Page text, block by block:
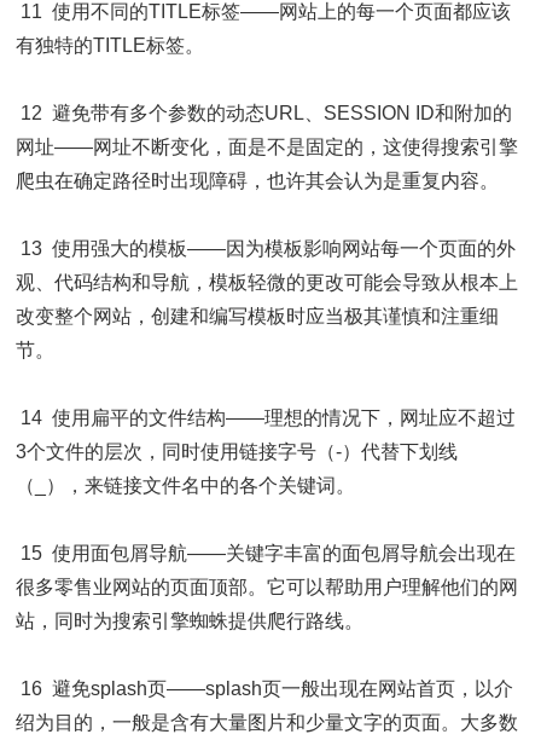
11 使用不同的TITLE标签——网站上的每一个页面都应该
有独特的TITLE标签。
12 避免带有多个参数的动态URL、SESSION ID和附加的
网址——网址不断变化，面是不是固定的，这使得搜索引擎
爬虫在确定路径时出现障碍，也许其会认为是重复内容。
13 使用强大的模板——因为模板影响网站每一个页面的外
观、代码结构和导航，模板轻微的更改可能会导致从根本上
改变整个网站，创建和编写模板时应当极其谨慎和注重细
节。
14 使用扁平的文件结构——理想的情况下，网址应不超过
3个文件的层次，同时使用链接字号（-）代替下划线
（_），来链接文件名中的各个关键词。
15 使用面包屑导航——关键字丰富的面包屑导航会出现在
很多零售业网站的页面顶部。它可以帮助用户理解他们的网
站，同时为搜索引擎蜘蛛提供爬行路线。
16 避免splash页——splash页一般出现在网站首页，以介
绍为目的，一般是含有大量图片和少量文字的页面。大多数